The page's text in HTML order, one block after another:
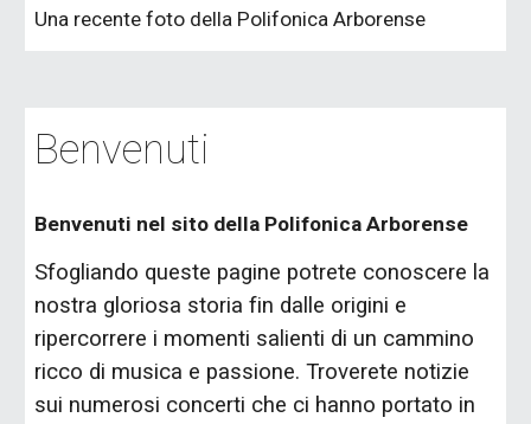
Una recente foto della Polifonica Arborense
Benvenuti
Benvenuti nel sito della Polifonica Arborense
Sfogliando queste pagine potrete conoscere la
nostra gloriosa storia fin dalle origini e
ripercorrere i momenti salienti di un cammino
ricco di musica e passione. Troverete notizie
sui numerosi concerti che ci hanno portato in